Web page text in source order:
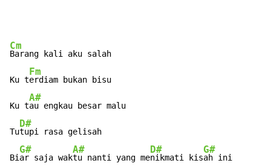
Cm
Barang kali aku salah
Ku t
Fm
erdiam bukan bisu
Ku t
A#
au engkau besar malu
Tu
D#
tupi rasa gelisah
Bi
G#
ar saja wak
A#
tu nanti yang me
D#
nikmati kis
G#
ah ini